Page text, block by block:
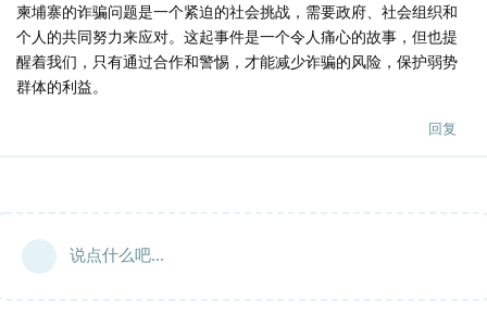
柬埔寨的诈骗问题是一个紧迫的社会挑战，需要政府、社会组织和
个人的共同努力来应对。这起事件是一个令人痛心的故事，但也提
醒着我们，只有通过合作和警惕，才能减少诈骗的风险，保护弱势
群体的利益。
回复
说点什么吧...